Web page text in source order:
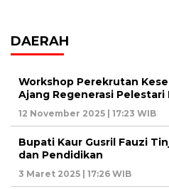
DAERAH
Workshop Perekrutan
Ajang Regenerasi Pelestari
12 November 2025 | 17:23 WIB
Bupati Kaur Gusril Fauzi
dan Pendidikan
3 Maret 2025 | 17:26 WIB